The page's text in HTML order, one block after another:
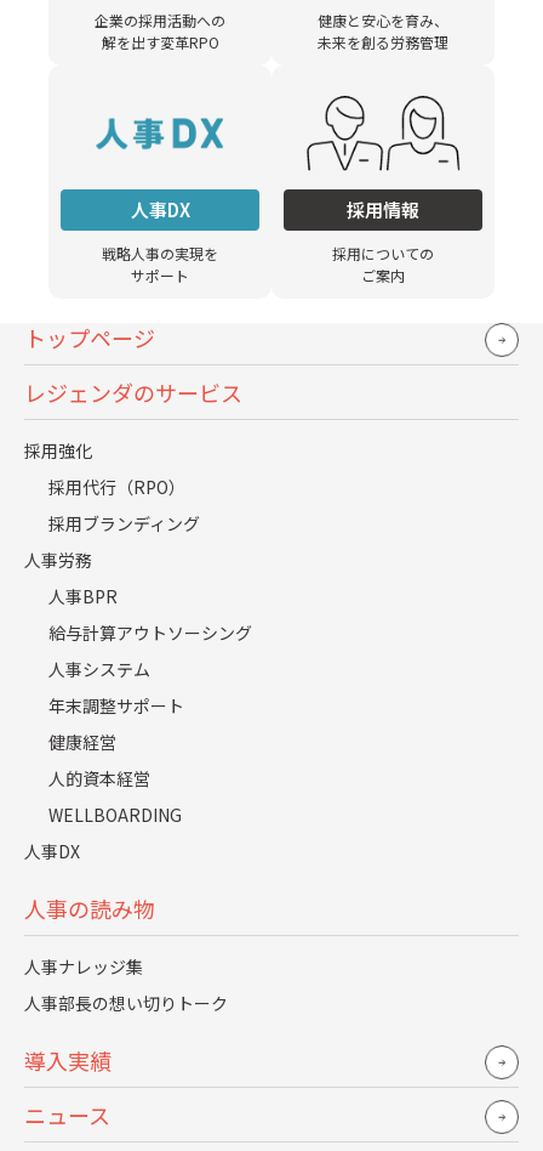
企業の採用活動への
解を出す変革RPO
健康と安心を育み、
未来を創る労務管理
人事DX
戦略人事の実現を
サポート
採用情報
採用についての
ご案内
トップページ
レジェンダのサービス
採用強化
採用代行（RPO）
採用ブランディング
人事労務
人事BPR
給与計算アウトソーシング
人事システム
年末調整サポート
健康経営
人的資本経営
WELLBOARDING
人事DX
人事の読み物
人事ナレッジ集
人事部長の想い切りトーク
導入実績
ニュース
採用マーケティングは求める人材のペルソナを設定して採
用コミュニケーションの最適化を図り、認知度や志望の意
採用ブランディングはこれら2つの上位概念であり、より包
括的な取り組みであるといえます。
採用広報も採用マーケティングも企業のブランド力を高め
たうえで実施することで、より高い効果を得られやすくな
レジェンダ担当者のコメント
に採用ブランディングを行います。広報との大きな違い
は、根本で企業のブランディングとつながることで、他
者へのイメージ形成に大きく貢献することです。
採用ブランディングが注目され
る背景｜企業が選ぶ時代から選
ばれる時代へ